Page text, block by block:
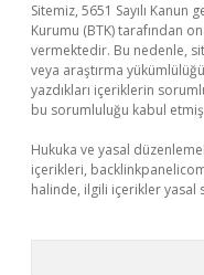
Sitemiz, 5651 Sayılı
Kurumu (BTK) tarafından
vermektedir. Bu nedenle,
veya araştırma
yazdıkları içeriklerin
bu sorumluluğu kabul etmiş
Hukuka ve yasal
içerikleri,
halinde, ilgili içerikler yasal